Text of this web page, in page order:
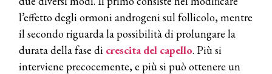
l’effetto degli ormoni androgeni sul follicolo, mentre
il secondo riguarda la possibilità di prolungare la
durata della fase di crescita del capello. Più si
interviene precocemente, e più si può ottenere un